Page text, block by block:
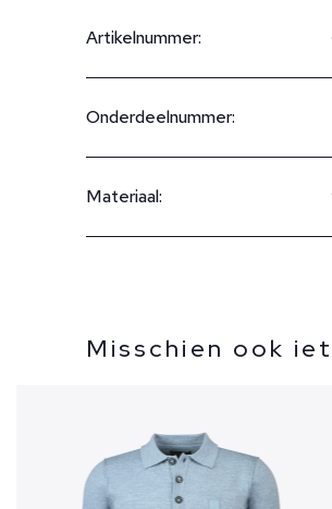
Artikelnummer:
Onderdeelnummer:
Materiaal:
Misschien ook